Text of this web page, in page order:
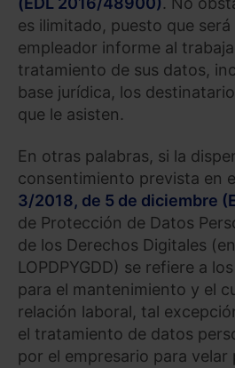
es ilimitado, puesto que
empleador informe al
tratamiento de sus datos,
base jurídica, los
que le asisten.
En otras palabras, si la
consentimiento prevista en
3/2018, de 5 de diciembre
de Protección de Datos
de los Derechos Digitales
LOPDPYGDD) se refiere a
para el mantenimiento y el
relación laboral, tal
el tratamiento de datos
por el empresario para velar